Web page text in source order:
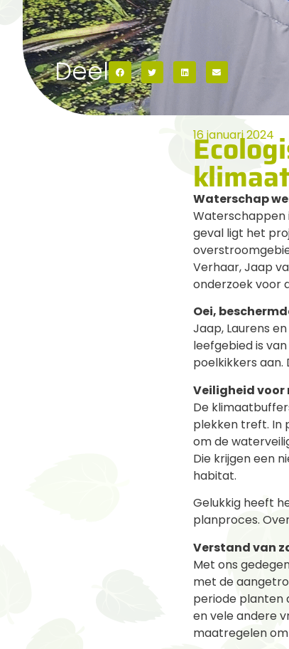
Deel
16 januari 2024
Waterschap
Waterschappen
geval ligt het
Verhaar, Jaap
onderzoek voor
Oei,
Jaap, Laurens
leefgebied is
poelkikkers aan.
Veiligheid voor
De
plekken treft. In
om de
Die krijgen een
habitat.
Gelukkig heeft
planproces.
Verstand van
Met ons
met de
periode planten
en vele andere
maatregelen